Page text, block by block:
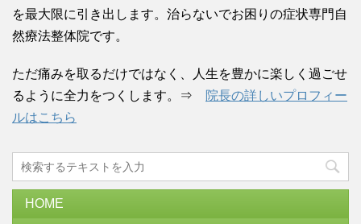
を最大限に引き出します。治らないでお困りの症状専門自
然療法整体院です。
ただ痛みを取るだけではなく、人生を豊かに楽しく過ごせ
るように全力をつくします。⇒
院長の詳しいプロフィー
ルはこちら
HOME